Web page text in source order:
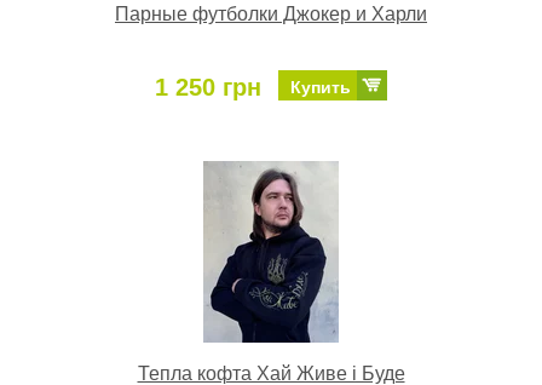
Парные футболки Джокер и Харли
1 250 грн Купить
Тепла кофта Хай Живе і Буде